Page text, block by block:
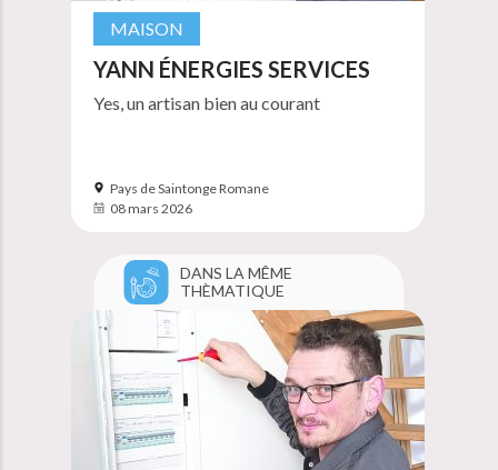
MAISON
YANN ÉNERGIES SERVICES
Yes, un artisan bien au courant
Pays de Saintonge Romane
08 mars 2026
DANS LA MÊME
THÈMATIQUE